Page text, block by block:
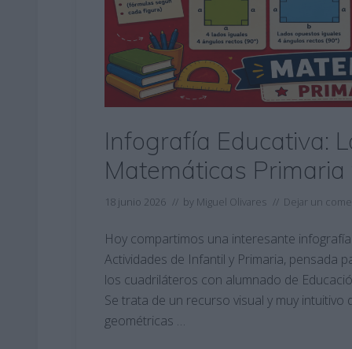
Infografía Educativa:
Matemáticas Primaria
18 junio 2026 // by Miguel Olivares // Dejar un
Hoy compartimos una interesante
Actividades de Infantil y Primaria, pensada
los cuadriláteros con alumnado de
Se trata de un recurso visual y muy
geométricas …